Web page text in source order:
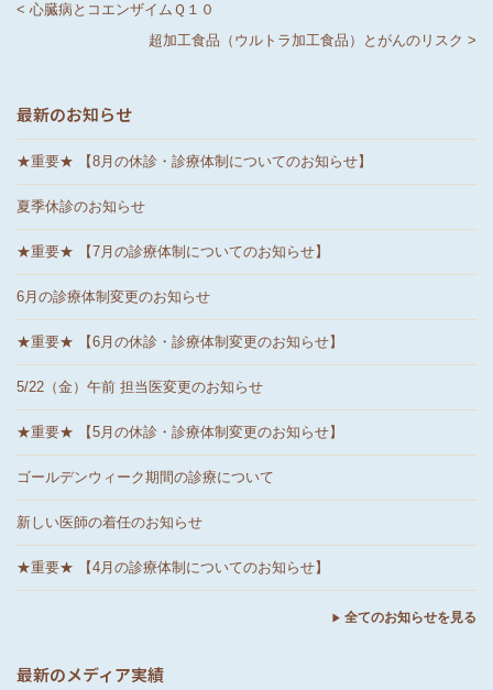
< 心臓病とコエンザイムＱ１０
超加工食品（ウルトラ加工食品）とがんのリスク >
最新のお知らせ
★重要★ 【8月の休診・診療体制についてのお知らせ】
夏季休診のお知らせ
★重要★ 【7月の診療体制についてのお知らせ】
6月の診療体制変更のお知らせ
★重要★ 【6月の休診・診療体制変更のお知らせ】
5/22（金）午前 担当医変更のお知らせ
★重要★ 【5月の休診・診療体制変更のお知らせ】
ゴールデンウィーク期間の診療について
新しい医師の着任のお知らせ
★重要★ 【4月の診療体制についてのお知らせ】
全てのお知らせを見る
最新のメディア実績